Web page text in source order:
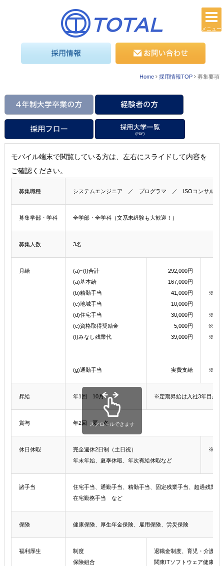
メニュー
Home 採用情報TOP 募集要項
モバイル端末で閲覧している方は、左右にスライドして内容を
ご確認ください。
募集職種 システムエンジニア ／ プログラマ ／ ISOコンサル
募集学部・学科 全学部・全学科（文系未経験も大歓迎！）
募集人数 3名
月給
(a)~(f)合計
(a)基本給
(b)精勤手当
(c)地域手当
(d)住宅手当
(e)資格取得奨励金
(f)みなし残業代
(g)通勤手当
292,000円
167,000円
41,000円
10,000円
30,000円
5,000円
39,000円
実費支給
※月
※世
※入
※上
昇給 年1回 10月 ※定期昇給は入社3年目か
賞与 年2回 夏、冬
休日休暇
完全週休2日制（土日祝）
年末年始、夏季休暇、年次有給休暇など
※年
諸手当
住宅手当、通勤手当、精勤手当、固定残業手当、超過残業
在宅勤務手当 など
保険 健康保険、厚生年金保険、雇用保険、労災保険
福利厚生
制度
保険組合
退職金制度、育児・介護
関東ITソフトウェア健康保
スクロールできます